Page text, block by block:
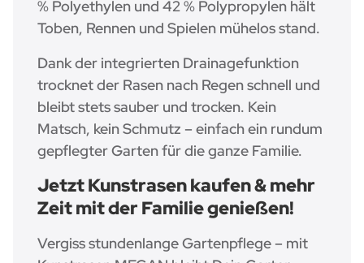
% Polyethylen und 42 % Polypropylen hält
Toben, Rennen und Spielen mühelos stand.
Dank der integrierten Drainagefunktion
trocknet der Rasen nach Regen schnell und
bleibt stets sauber und trocken. Kein
Matsch, kein Schmutz – einfach ein rundum
gepflegter Garten für die ganze Familie.
Jetzt Kunstrasen kaufen & mehr
Zeit mit der Familie genießen!
Vergiss stundenlange Gartenpflege – mit